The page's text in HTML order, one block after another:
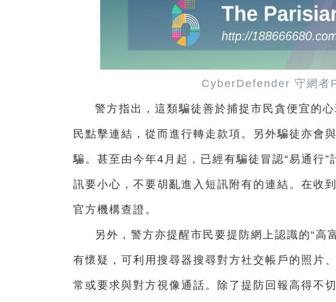
CyberDefender 守網者
警方指出，這類騙徒善於捕捉市民貪便宜的
民點擊連結，從而進行轉走款項。另外騙徒亦會
騙。甚至由今年4月起，已經有騙徒冒認“易通行
訊要小心，不要胡亂進入短訊附有的連結。在收
官方機構查證。
另外，警方亦提醒市民要提防網上認識的“高
有懷疑，可利用搜尋器搜尋對方社交帳戶的照片
常或要求與對方視像通話。除了提防回報高得不